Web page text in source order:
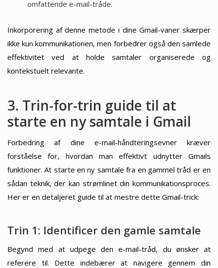
omfattende e-mail-tråde.
Inkorporering af denne metode i dine Gmail-vaner skærper
ikke kun kommunikationen, men forbedrer også den samlede
effektivitet ved at holde samtaler organiserede og
kontekstuelt relevante.
3. Trin-for-trin guide til at
starte en ny samtale i Gmail
Forbedring af dine e-mail-håndteringsevner kræver
forståelse for, hvordan man effektivt udnytter Gmails
funktioner. At starte en ny samtale fra en gammel tråd er en
sådan teknik, der kan strømlinet din kommunikationsproces.
Her er en detaljeret guide til at mestre dette Gmail-trick:
Trin 1: Identificer den gamle samtale
Begynd med at udpege den e-mail-tråd, du ønsker at
referere til. Dette indebærer at navigere gennem din